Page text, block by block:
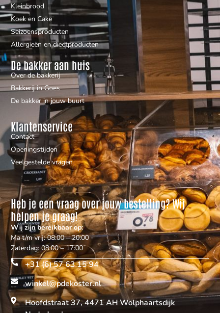
Kleinbrood
Koek en Cake
Seizoensproducten
Allergieën en dieetproducten
De bakker aan huis
Over de bakkerij
Bakkerij in Goes
De bakker in jouw buurt
Klantenservice
Contact
Openingstijden
Veelgestelde vragen
Heb je een vraag over jouw bestelling? Wij
helpen je graag!
Wij zijn bereikbaar op:
Ma t/m vrij: 08:00 – 20:00
Zaterdag: 08:00 – 17:00
+31 (6) 57 63 15 94
winkel@pdekoster.nl
Hoofdstraat 37, 4471 AH Wolphaartsdijk